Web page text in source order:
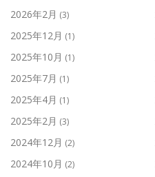
2026年2月 (3)
2025年12月 (1)
2025年10月 (1)
2025年7月 (1)
2025年4月 (1)
2025年2月 (3)
2024年12月 (2)
2024年10月 (2)